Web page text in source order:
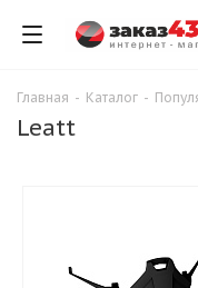
Главная - Каталог -
Leatt